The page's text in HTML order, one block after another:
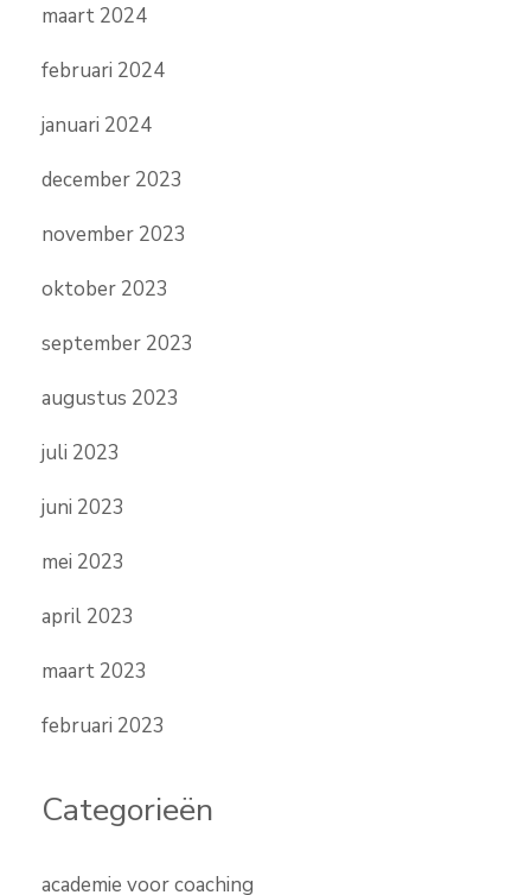
maart 2024
februari 2024
januari 2024
december 2023
november 2023
oktober 2023
september 2023
augustus 2023
juli 2023
juni 2023
mei 2023
april 2023
maart 2023
februari 2023
Categorieën
academie voor coaching